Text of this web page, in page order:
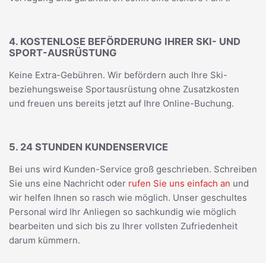
4. KOSTENLOSE BEFÖRDERUNG IHRER SKI- UND
SPORT-AUSRÜSTUNG
Keine Extra-Gebühren. Wir befördern auch Ihre Ski-
beziehungsweise Sportausrüstung ohne Zusatzkosten
und freuen uns bereits jetzt auf Ihre Online-Buchung.
5. 24 STUNDEN KUNDENSERVICE
Bei uns wird Kunden-Service groß geschrieben. Schreiben
Sie uns eine Nachricht oder rufen Sie uns einfach an und
wir helfen Ihnen so rasch wie möglich. Unser geschultes
Personal wird Ihr Anliegen so sachkundig wie möglich
bearbeiten und sich bis zu Ihrer vollsten Zufriedenheit
darum kümmern.